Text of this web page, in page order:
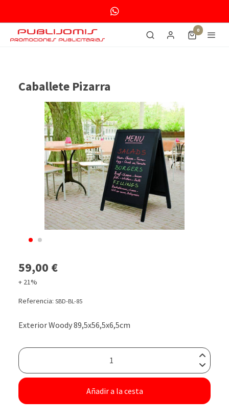
0
Caballete Pizarra
59,00 €
+ 21%
Referencia: SBD-BL-85
Exterior Woody 89,5x56,5x6,5cm
Añadir a la cesta